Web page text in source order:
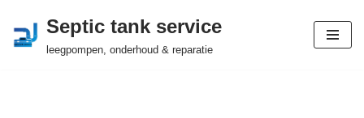
Ga
Septic tank service
leegpompen, onderhoud & reparatie